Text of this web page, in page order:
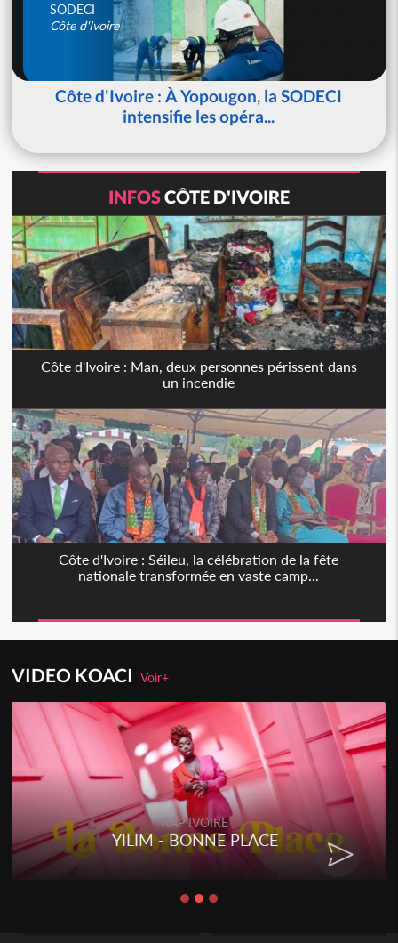
SODECI
Côte d'Ivoire
Côte d'Ivoire : À Yopougon, la SODECI
intensifie les opéra...
INFOSCÔTE D'IVOIRE
Côte d'Ivoire : Man, deux personnes périssent dans
un incendie
Côte d'Ivoire : Séileu, la célébration de la fête
nationale transformée en vaste camp...
VIDEO KOACIVoir+
PLACE
RAP
RENARD
CHAT